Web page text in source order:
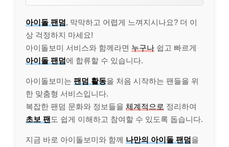
아이돌 팬덤, 막막하고 어렵게 느껴지시나요? 더 이
상 걱정하지 마세요!
아이돌보미 서비스와 함께라면 누구나 쉽고 빠르게
아이돌 팬덤에 합류할 수 있습니다.
아이돌보미는 팬덤 활동을 처음 시작하는 팬들을 위
한 맞춤형 서비스입니다.
복잡한 팬덤 문화와 정보들을 체계적으로 정리하여
초보 팬 도 쉽게 이해하고 참여할 수 있도록 돕습니다.
지금 바로 아이돌보미와 함께 나만의 아이돌 팬덤을